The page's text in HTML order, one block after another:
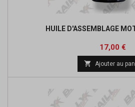
HUILE D'ASSEMBLAGE
Prix
17,00 €
 Ajouter au